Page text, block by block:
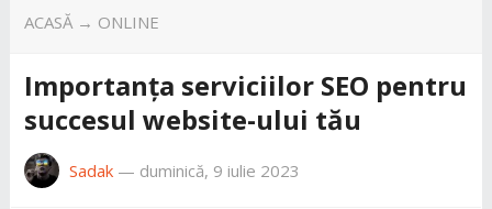
ACASĂ→ ONLINE
Importanța serviciilor SEO pentru
succesul website-ului tău
Sadak— duminică, 9 iulie 2023